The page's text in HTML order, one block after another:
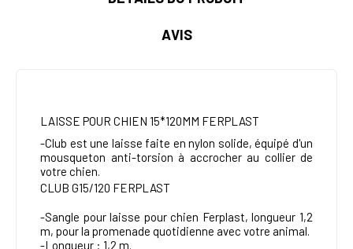
AVIS
LAISSE POUR CHIEN 15*120MM FERPLAST
-Club est une laisse faite en nylon solide, équipé d'un
mousqueton anti-torsion à accrocher au collier de
votre chien.
CLUB G15/120 FERPLAST
-Sangle pour laisse pour chien Ferplast, longueur 1,2
m, pour la promenade quotidienne avec votre animal.
-Longueur : 1,2 m.